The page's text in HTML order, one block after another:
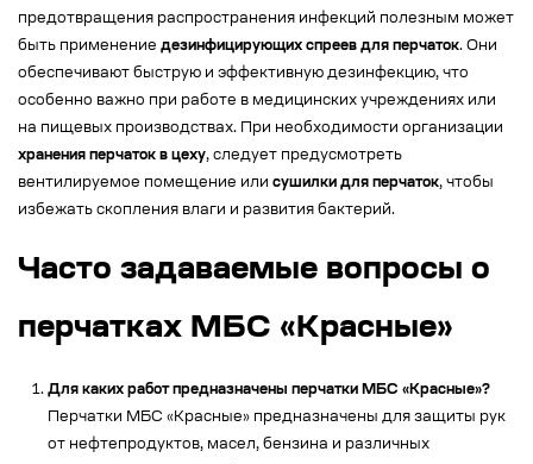
предотвращения распространения инфекций полезным может
быть применение дезинфицирующих спреев для перчаток. Они
обеспечивают быструю и эффективную дезинфекцию, что
особенно важно при работе в медицинских учреждениях или
на пищевых производствах. При необходимости организации
хранения перчаток в цеху, следует предусмотреть
вентилируемое помещение или сушилки для перчаток, чтобы
избежать скопления влаги и развития бактерий.
Часто задаваемые вопросы о
перчатках МБС «Красные»
Для каких работ предназначены перчатки МБС «Красные»?
Перчатки МБС «Красные» предназначены для защиты рук
от нефтепродуктов, масел, бензина и различных